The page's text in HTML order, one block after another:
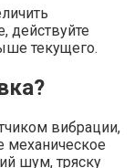
действуйте
текущего.
вибрации,
механическое
шум, тряску